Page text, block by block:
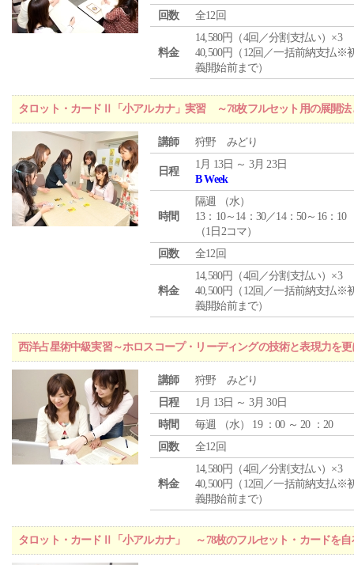
回数
全12回
料金
14,580円（4回／分割支払い）×3
40,500円（12回／一括前納支払※
義開始前まで）
タロット・カードⅡ「小アルカナ」実習 ～78枚フルセット用の展開法
講師 狩野 みどり
日程
1月 13日 ～ 3月 23日
B Week
時間
隔週 （水）
13：10～14：30／14：50～16：10
（1日2コマ）
回数
全12回
料金
14,580円（4回／分割支払い）×3
40,500円（12回／一括前納支払※
義開始前まで）
西洋占星術中級実習～ホロスコープ・リーディングの技術と表現力を
講師
狩野 みどり
日程
1月 13日 ～ 3月 30日
時間
毎週 （水） 19 ：00 ～ 20 ：20
回数
全12回
料金
14,580円（4回／分割支払い）×3
40,500円（12回／一括前納支払※
義開始前まで）
タロット・カードⅡ「小アルカナ」 ～78枚のフルセット・カードを自